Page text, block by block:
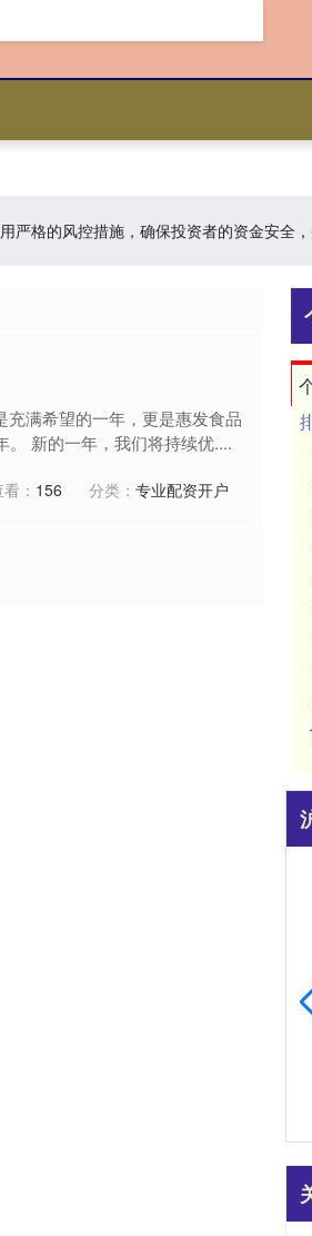
格的风控措施，确保投资者的资金安全
充满希望的一年，更是惠发食品
。 新的一年，我们将持续优....
： 156 分类： 专业配资开户